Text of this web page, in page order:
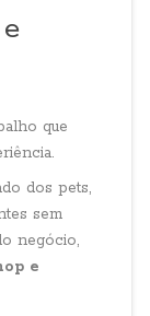
que
dos pets,
sem
negócio,
e